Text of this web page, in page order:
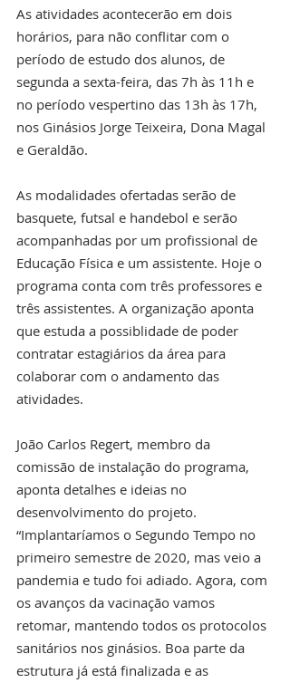
As atividades acontecerão em dois
horários, para não conflitar com o
período de estudo dos alunos, de
segunda a sexta-feira, das 7h às 11h e
no período vespertino das 13h às 17h,
nos Ginásios Jorge Teixeira, Dona Magal
e Geraldão.
As modalidades ofertadas serão de
basquete, futsal e handebol e serão
acompanhadas por um profissional de
Educação Física e um assistente. Hoje o
programa conta com três professores e
três assistentes. A organização aponta
que estuda a possiblidade de poder
contratar estagiários da área para
colaborar com o andamento das
atividades.
João Carlos Regert, membro da
comissão de instalação do programa,
aponta detalhes e ideias no
desenvolvimento do projeto.
“Implantaríamos o Segundo Tempo no
primeiro semestre de 2020, mas veio a
pandemia e tudo foi adiado. Agora, com
os avanços da vacinação vamos
retomar, mantendo todos os protocolos
sanitários nos ginásios. Boa parte da
estrutura já está finalizada e as